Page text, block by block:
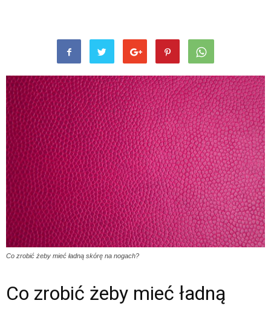
Co zrobić żeby mieć ładną skórę na nogach?
Co zrobić żeby mieć ładną